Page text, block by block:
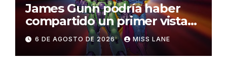
James Gunn podría haber
compartido un primer vistazo
al traje de Brainiac
6 DE AGOSTO DE 2026 MISS LANE